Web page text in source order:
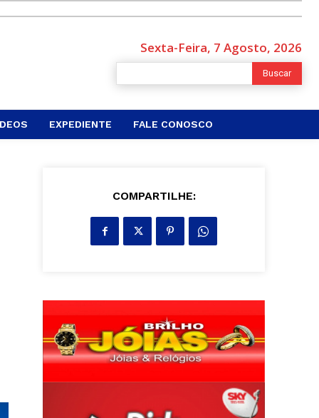
Sexta-Feira, 7 Agosto, 2026
Buscar
EXPEDIENTE FALE CONOSCO
COMPARTILHE: